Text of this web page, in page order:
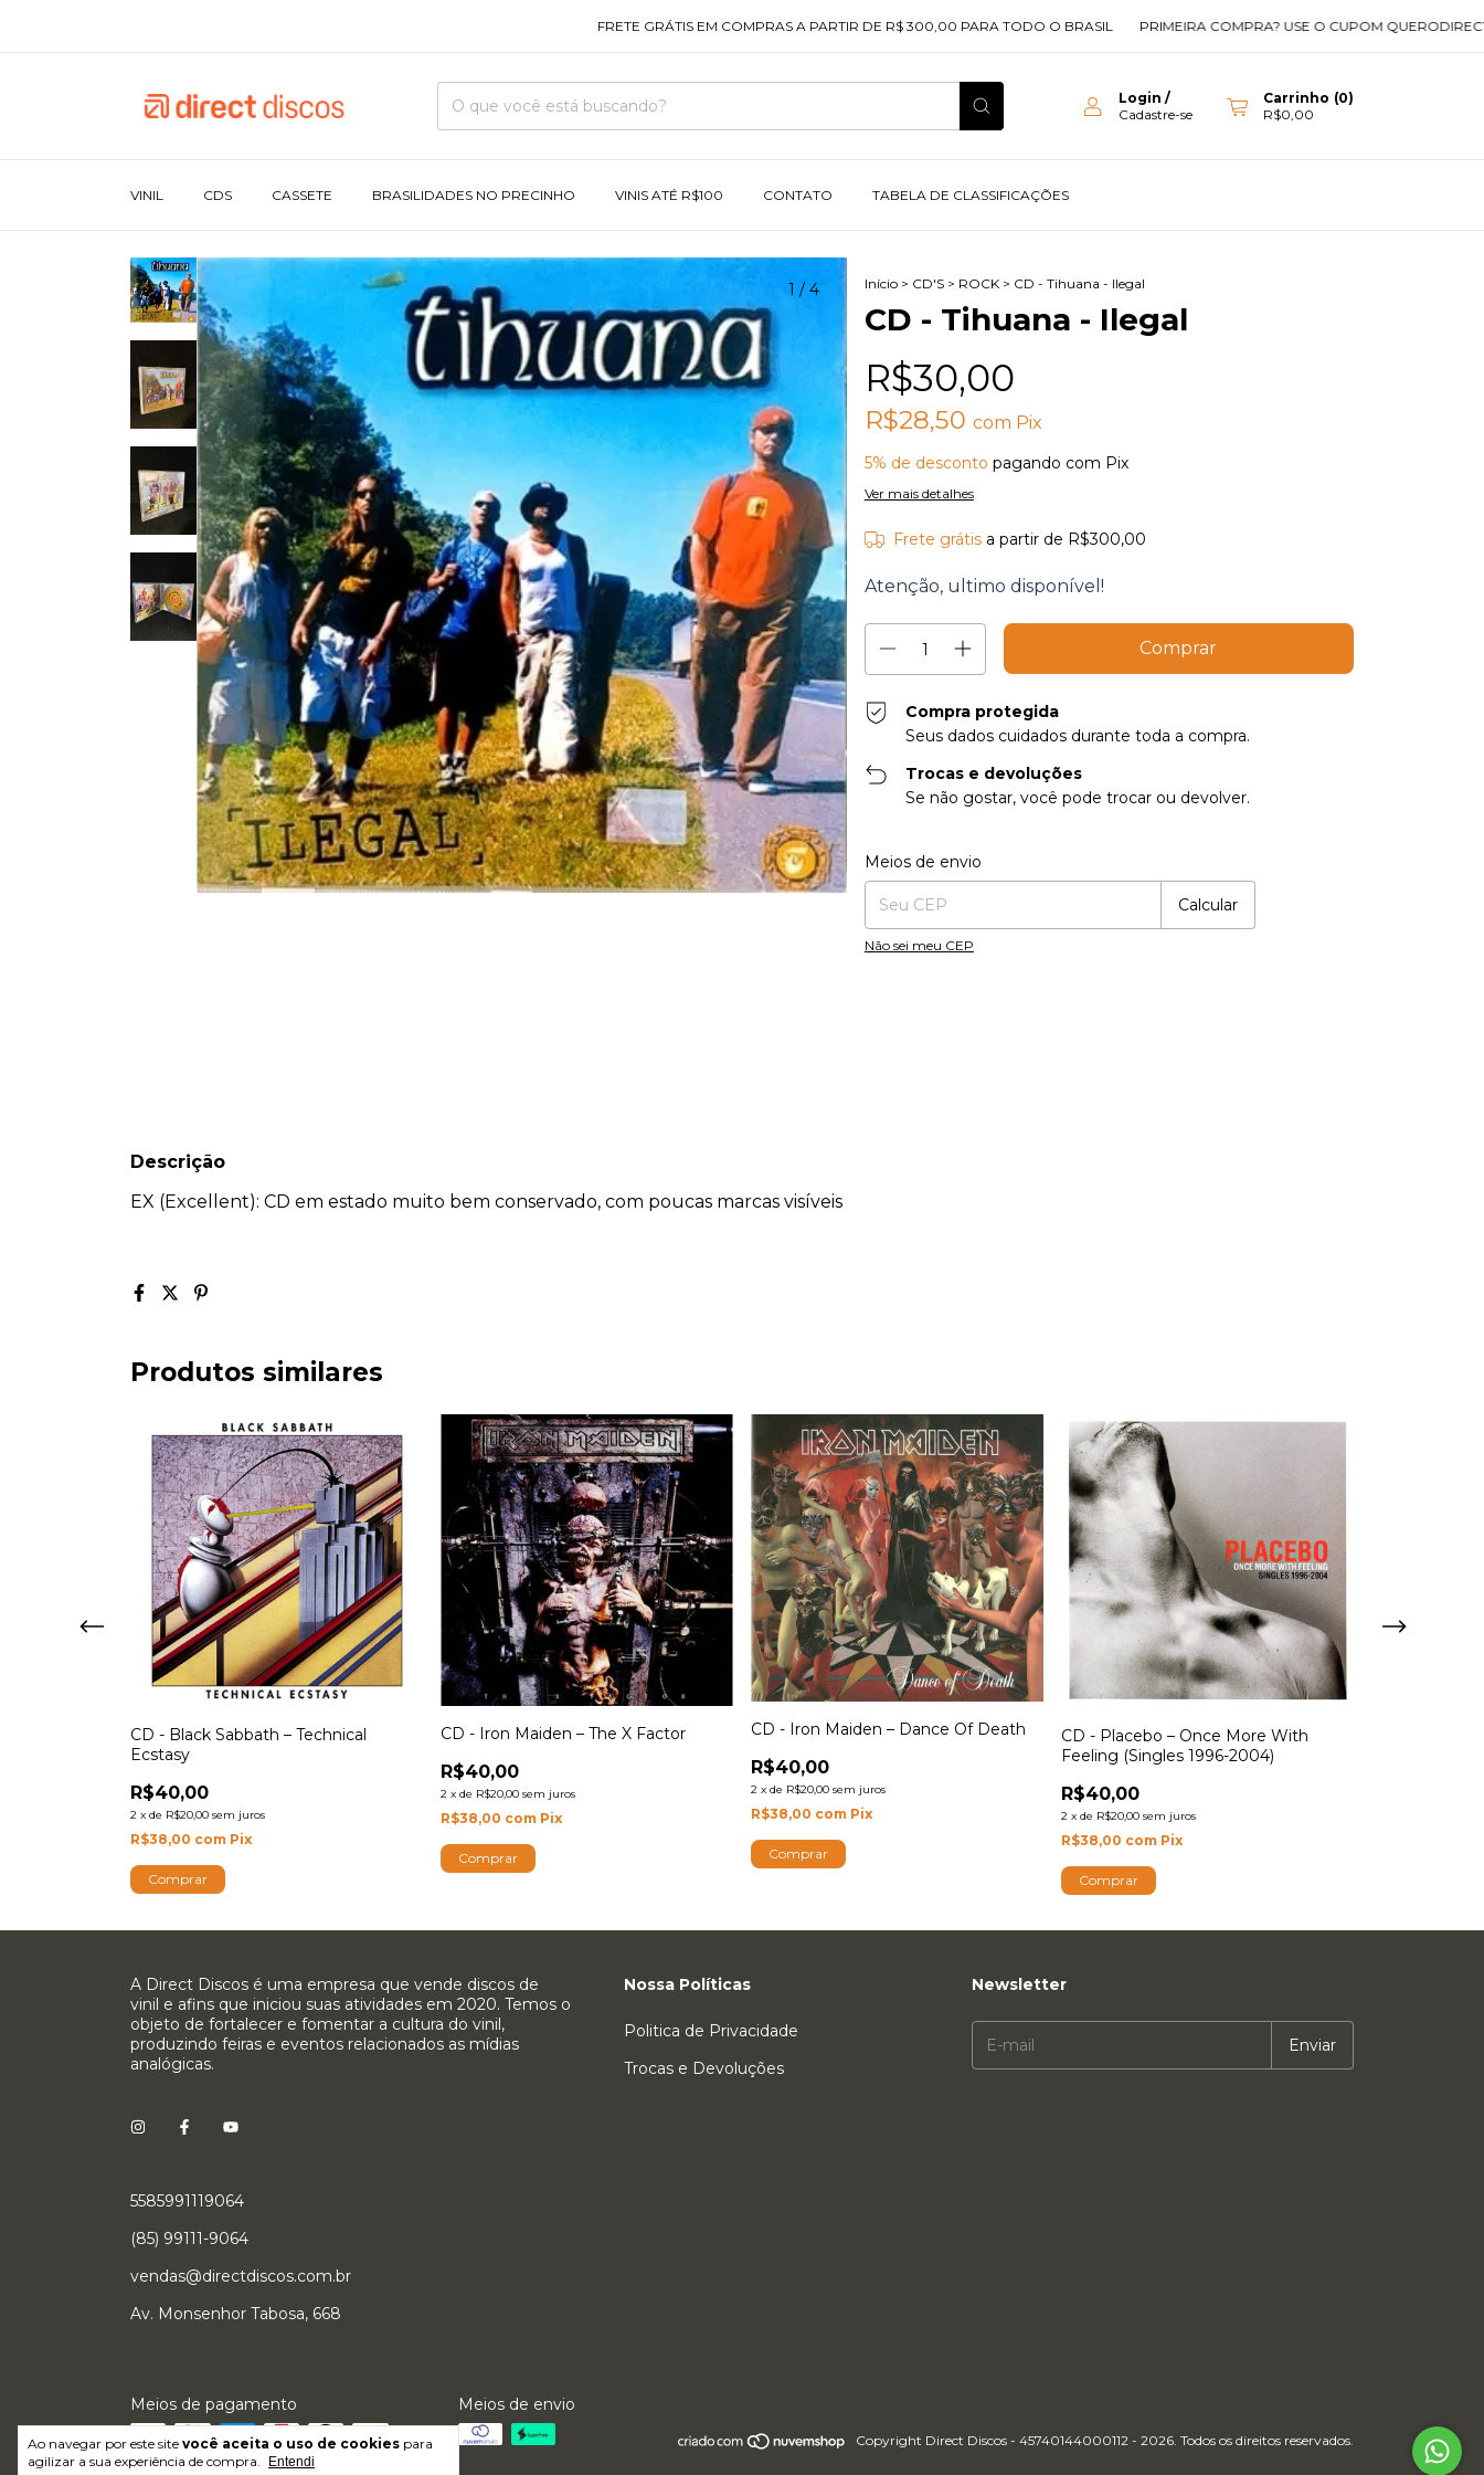
FRETE GRÁTIS EM COMPRAS A PARTIR DE R$ 300,00 PARA TODO O BRASIL PRIMEIRA COMPRA? USE O CUPOM QUERODIRECT
Login /
Cadastre-se
Carrinho (0)
R$0,00
VINIL CDS CASSETE BRASILIDADES NO PRECINHO VINIS ATÉ R$100 CONTATO TABELA DE CLASSIFICAÇÕES
Ao navegar por este site você aceita o uso de cookies para
agilizar a sua experiência de compra.
Entendi
1 / 4 Início > CD'S > ROCK > CD - Tihuana - Ilegal
CD - Tihuana - Ilegal
R$30,00
R$28,50 com Pix
5% de desconto pagando com Pix
Ver mais detalhes
Frete grátis a partir de R$300,00
Atenção, ultimo disponível!
Compra protegida
Seus dados cuidados durante toda a compra.
Trocas e devoluções
Se não gostar, você pode trocar ou devolver.
Entregas para o CEP:
Meios de envio
Calcular
Não sei meu CEP
Descrição
EX (Excellent): CD em estado muito bem conservado, com poucas marcas visíveis
Produtos similares
CD - Black Sabbath – Technical
Ecstasy
R$40,00
2 x de R$20,00 sem juros
R$38,00 com Pix
CD - Iron Maiden – The X Factor
R$40,00
2 x de R$20,00 sem juros
R$38,00 com Pix
CD - Iron Maiden – Dance Of Death
R$40,00
2 x de R$20,00 sem juros
R$38,00 com Pix
CD - Placebo – Once More With
Feeling (Singles 1996-2004)
R$40,00
2 x de R$20,00 sem juros
R$38,00 com Pix
A Direct Discos é uma empresa que vende discos de
vinil e afins que iniciou suas atividades em 2020. Temos o
objeto de fortalecer e fomentar a cultura do vinil,
produzindo feiras e eventos relacionados as mídias
analógicas.
5585991119064
(85) 99111-9064
vendas@directdiscos.com.br
Av. Monsenhor Tabosa, 668
Nossa Políticas
Politica de Privacidade
Trocas e Devoluções
Newsletter
Meios de pagamento Meios de envio
Copyright Direct Discos - 45740144000112 - 2026. Todos os direitos reservados.